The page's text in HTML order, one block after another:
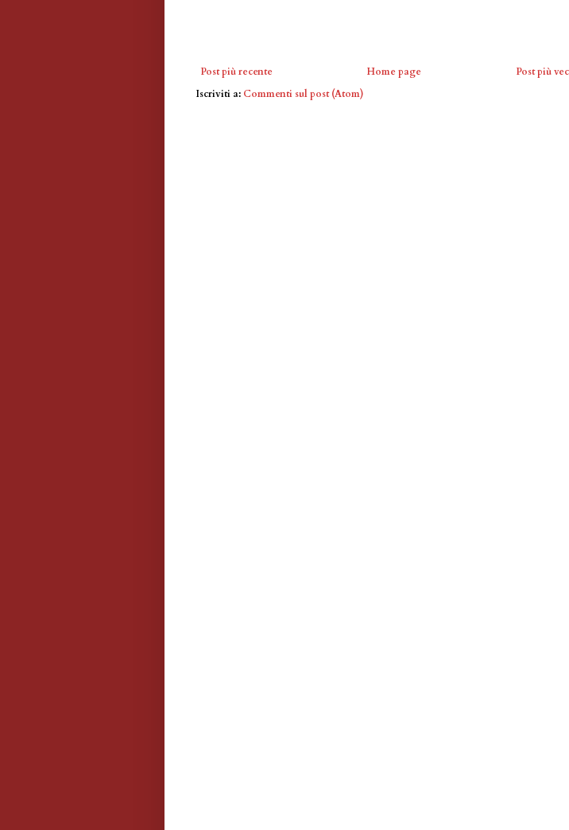
Post più recente Post più
Home page
Iscriviti a: Commenti sul post (Atom)